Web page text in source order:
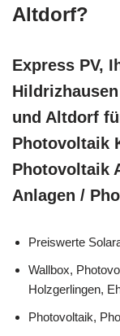
Altdorf?
Express PV,
und Altdorf
Photovoltaik
Photovoltaik
Anlagen /
Preiswerte
Wallbox,
Holzgerlingen,
Photovoltaik,